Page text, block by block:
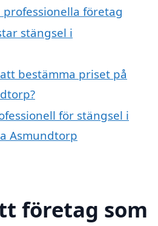
företag
stängsel i
bestämma priset på
för stängsel i
Asmundtorp
företag som